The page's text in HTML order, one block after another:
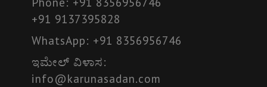
+91 9137395828
WhatsApp: +91 8356956746
ಇಮೇಲ್ ವಿಳಾಸ:
info@karunasadan.com